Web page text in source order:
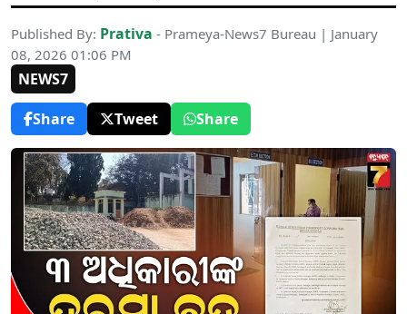
Published By: Prativa - Prameya-News7 Bureau | January
08, 2026 01:06 PM
NEWS7
Share
Tweet Share